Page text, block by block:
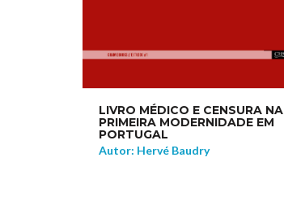
LIVRO MÉDICO E CENSURA NA
PRIMEIRA MODERNIDADE EM
PORTUGAL
Autor: Hervé Baudry